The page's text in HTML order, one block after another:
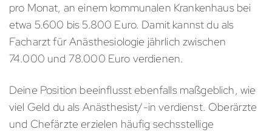
pro Monat, an einem kommunalen Krankenhaus bei
etwa 5.600 bis 5.800 Euro. Damit kannst du als
Facharzt für Anästhesiologie jährlich zwischen
74.000 und 78.000 Euro verdienen.
Deine Position beeinflusst ebenfalls maßgeblich, wie
viel Geld du als Anästhesist/-in verdienst. Oberärzte
und Chefärzte erzielen häufig sechsstellige